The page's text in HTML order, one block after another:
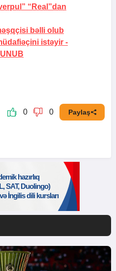
“Real”dan
bəlli olub
istəyir -
0 0 Paylaş